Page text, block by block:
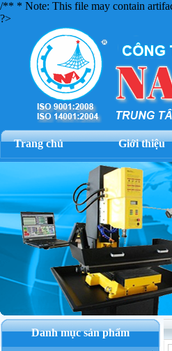
/** * Note: This file may contain
?>
Trang chủ Giới thiệu
Danh mục sản phẩm